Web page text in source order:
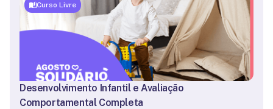
Curso Livre
Desenvolvimento Infantil e Avaliação
Comportamental Completa